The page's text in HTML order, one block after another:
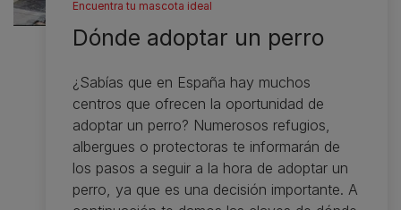
Encuentra tu mascota ideal
Dónde adoptar un perro
¿Sabías que en España hay muchos
centros que ofrecen la oportunidad de
adoptar un perro? Numerosos refugios,
albergues o protectoras te informarán de
los pasos a seguir a la hora de adoptar un
perro, ya que es una decisión importante. A